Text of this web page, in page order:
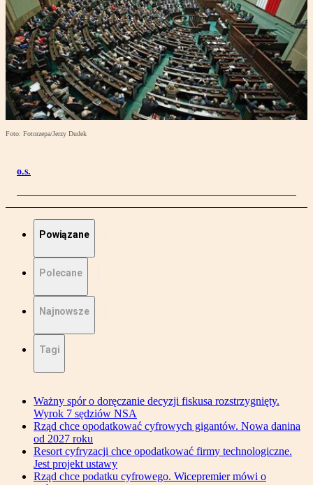
Foto: Fotorzepa/Jerzy Dudek
o.s.
Powiązane
Polecane
Najnowsze
Tagi
Ważny spór o doręczanie decyzji fiskusa rozstrzygnięty.
Wyrok 7 sędziów NSA
Rząd chce opodatkować cyfrowych gigantów. Nowa danina
od 2027 roku
Resort cyfryzacji chce opodatkować firmy technologiczne.
Jest projekt ustawy
Rząd chce podatku cyfrowego. Wicepremier mówi o